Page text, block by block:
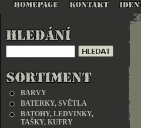
BARVY
BATERKY, SVĚTLA
BATOHY, LEDVINKY,
TAŠKY, KUFRY